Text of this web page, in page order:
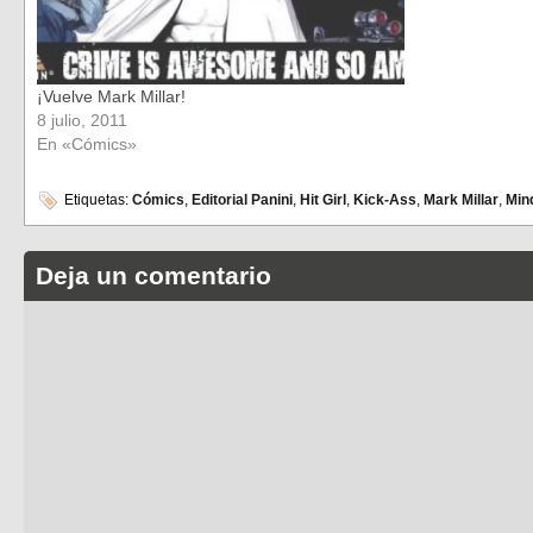
¡Vuelve Mark Millar!
8 julio, 2011
En «Cómics»
Etiquetas: Cómics, Editorial Panini, Hit Girl , Kick-Ass, Mark Millar,
Deja un comentario